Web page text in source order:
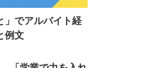
」でアルバイト経
例文